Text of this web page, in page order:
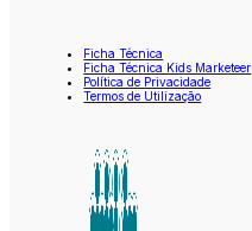
Ficha Técnica
Ficha Técnica Kids Marketeer
Política de Privacidade
Termos de Utilização